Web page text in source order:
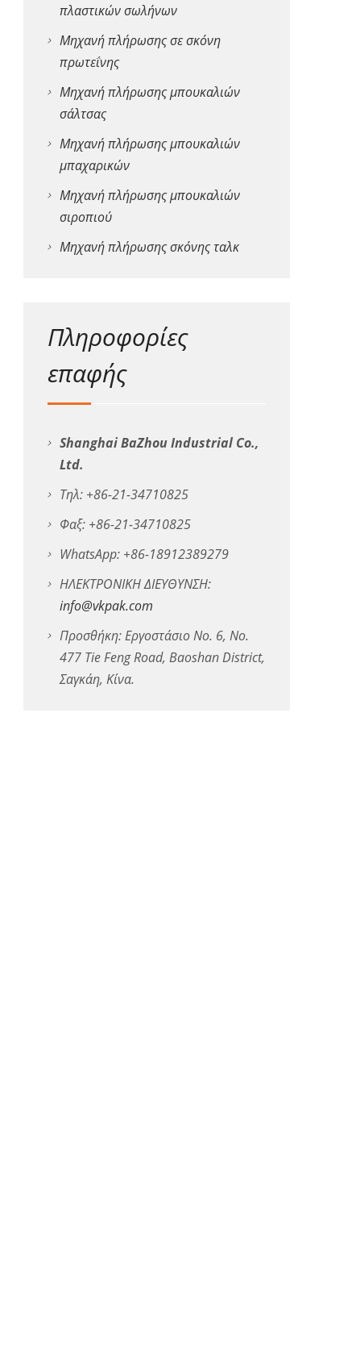
πλαστικών σωλήνων
Μηχανή πλήρωσης σε σκόνη
πρωτεΐνης
Μηχανή πλήρωσης μπουκαλιών
σάλτσας
Μηχανή πλήρωσης μπουκαλιών
μπαχαρικών
Μηχανή πλήρωσης μπουκαλιών
σιροπιού
Μηχανή πλήρωσης σκόνης ταλκ
Πληροφορίες
επαφής
Shanghai BaZhou Industrial Co.,
Ltd.
Τηλ: +86-21-34710825
Φαξ: +86-21-34710825
WhatsApp: +86-18912389279
ΗΛΕΚΤΡΟΝΙΚΗ ΔΙΕΥΘΥΝΣΗ:
info@vkpak.com
Προσθήκη: Εργοστάσιο No. 6, No.
477 Tie Feng Road, Baoshan District,
Σαγκάη, Κίνα.